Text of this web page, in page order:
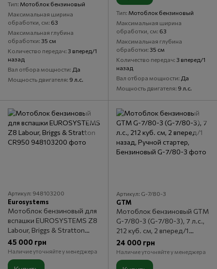
Тип Мотоблок бензиновый
Максимальная ширина
обработки, см 63
Максимальная глубина
обработки 35 см
Количество передач 3 вперед/1
назад
Вал отбора мощности Да
Мощность двигателя 9 л.с.
Тип Мотоблок бензиновый
Максимальная ширина
обработки, см 63
Максимальная глубина
обработки 35 см
Количество передач 3 вперед/1
назад
Вал отбора мощности Да
Мощность двигателя 9 л.с.
Артикул: 948103200
Eurosystems
Мотоблок бензиновый для
вспашки EUROSYSTEMS Z8
Labour, Briggs & Stratton
CR950
45 000 грн
Наличие уточняйте у менеджера
Артикул: G-7/80-3
GTM
Мотоблок бензиновый GTM
G-7/80-3 (G-7/80-3), 7 л.с.,
212 куб. см, 2 вперед/1
назад, Ручной стартер,
Бензиновый
24 000 грн
Наличие уточняйте у менеджера